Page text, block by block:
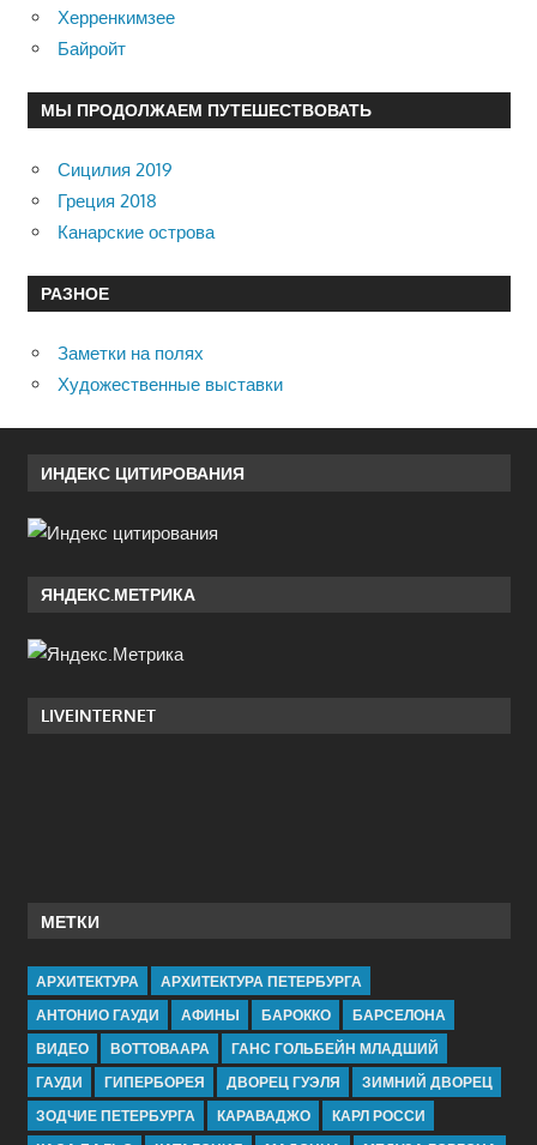
Херренкимзее
Байройт
МЫ ПРОДОЛЖАЕМ ПУТЕШЕСТВОВАТЬ
Сицилия 2019
Греция 2018
Канарские острова
РАЗНОЕ
Заметки на полях
Художественные выставки
ИНДЕКС ЦИТИРОВАНИЯ
ЯНДЕКС.МЕТРИКА
LIVEINTERNET
МЕТКИ
АРХИТЕКТУРА
АРХИТЕКТУРА ПЕТЕРБУРГА
АНТОНИО ГАУДИ
АФИНЫ БАРОККО
БАРСЕЛОНА
ВИДЕО
ВОТТОВААРА
ГАНС ГОЛЬБЕЙН МЛАДШИЙ
ГАУДИ
ГИПЕРБОРЕЯ ДВОРЕЦ ГУЭЛЯ
ЗИМНИЙ ДВОРЕЦ
ЗОДЧИЕ ПЕТЕРБУРГА
КАРАВАДЖО
КАРЛ РОССИ